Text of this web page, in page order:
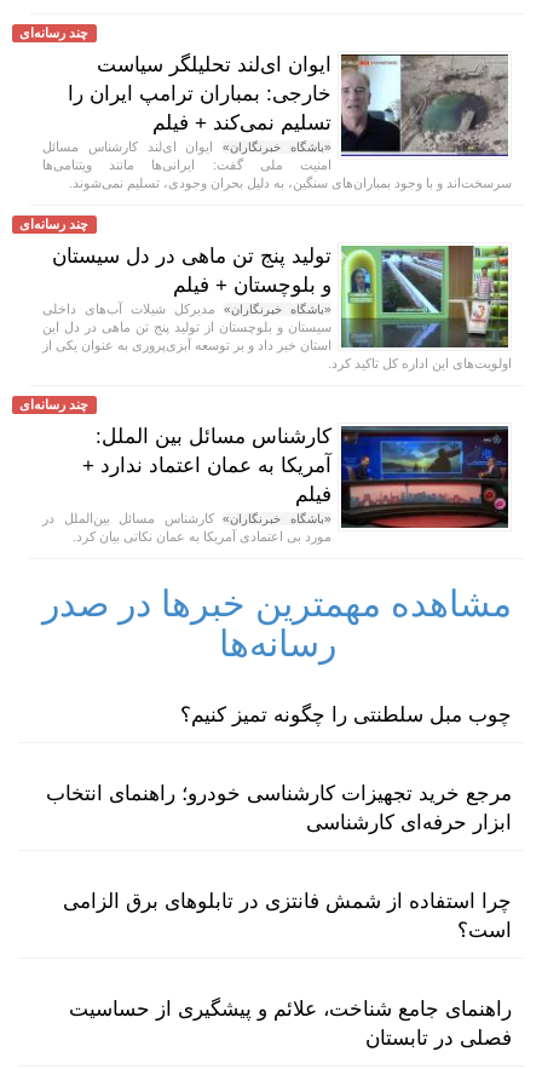
چند رسانه‌ای
ایوان ای‌لند تحلیلگر سیاست
خارجی: بمباران ترامپ ایران را
تسلیم نمی‌کند + فیلم
«باشگاه خبرنگاران»ایوان ای‌لند کارشناس مسائل
امنیت ملی گفت: ایرانی‌ها مانند ویتنامی‌ها
سرسخت‌اند و با وجود بمباران‌های سنگین، به دلیل بحران وجودی، تسلیم نمی‌شوند.
چند رسانه‌ای
تولید پنج تن ماهی در دل سیستان
و بلوچستان + فیلم
«باشگاه خبرنگاران» مدیرکل شیلات آب‌های داخلی
سیستان و بلوچستان از تولید پنج تن ماهی در دل این
استان خبر داد و بر توسعه آبزی‌پروری به عنوان یکی از
اولویت‌های این اداره کل تاکید کرد.
چند رسانه‌ای
کارشناس مسائل بین الملل:
آمریکا به عمان اعتماد ندارد +
فیلم
«باشگاه خبرنگاران»کارشناس مسائل بین‌الملل در
مورد بی اعتمادی آمریکا به عمان نکاتی بیان کرد.
مشاهده مهمترین خبرها در صدر
رسانه‌ها
چوب مبل سلطنتی را چگونه تمیز کنیم؟
مرجع خرید تجهیزات کارشناسی خودرو؛ راهنمای انتخاب
ابزار حرفه‌ای کارشناسی
چرا استفاده از شمش فانتزی در تابلوهای برق الزامی
است؟
راهنمای جامع شناخت، علائم و پیشگیری از حساسیت
فصلی در تابستان